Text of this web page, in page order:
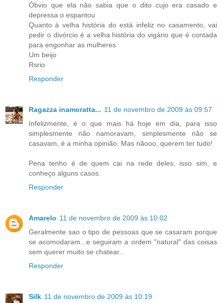
Óbvio que ela não sabia que o dito cujo era casado e
depressa o espantou
Quanto à velha história do está infeliz no casamento, vai
pedir o divórcio é a velha história do vigário que é contada
para engonhar as mulheres
Um beijo
Rsrio
Responder
Ragazza inamoratta... 11 de novembro de 2009 às 09:57
Infelizmente, é o que mais há hoje em dia, para isso
simplesmente não namoravam, simplesmente não se
casavam, é a minha opinião. Mas nãooo, querem ter tudo!
Pena tenho é de quem cai na rede deles, isso sim, e
conheço alguns casos.
Responder
Amarelo 11 de novembro de 2009 às 10:02
Geralmente sao o tipo de pessoas que se casaram porque
se acomodaram...e seguiram a ordem "natural" das coisas
sem querer muito se chatear...
Responder
Silk 11 de novembro de 2009 às 10:19